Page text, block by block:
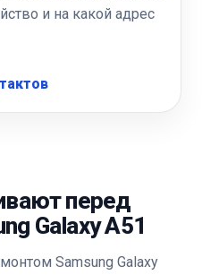
и на какой адрес
перед
Galaxy A51
Samsung Galaxy